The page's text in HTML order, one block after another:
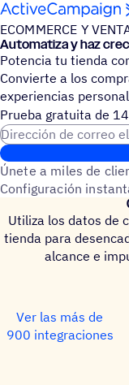
Saltar al contenido
ECOMMERCE Y
Auto­ma­tiza y haz
Potencia tu tienda
Convierte a los
experiencias
Prueba gratuita de
Dirección de correo
Únete a miles de
Configuración
Utiliza los datos de
tienda para
alcance e
Ver las más de
900 integraciones